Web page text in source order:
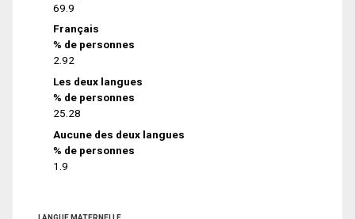
69.9
Français
% de personnes
2.92
Les deux langues
% de personnes
25.28
Aucune des deux langues
% de personnes
1.9